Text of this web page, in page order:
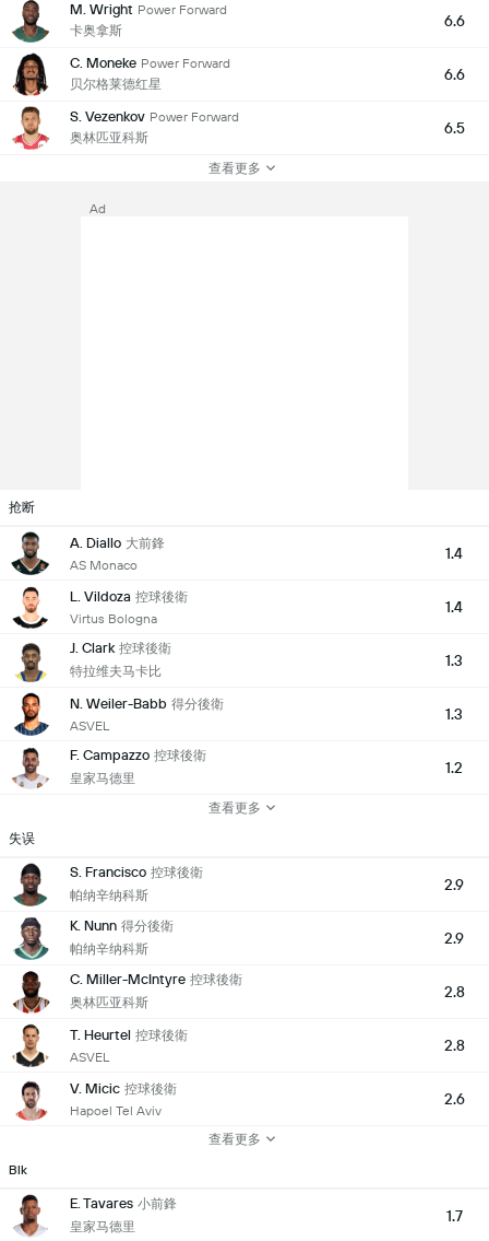
M. Wright Power Forward
卡奥拿斯
6.6
C. Moneke Power Forward
贝尔格莱德红星
6.6
S. Vezenkov Power Forward
奥林匹亚科斯
6.5
查看更多
Ad
抢断
A. Diallo 大前鋒
AS Monaco
1.4
L. Vildoza 控球後衛
Virtus Bologna
1.4
J. Clark 控球後衛
特拉维夫马卡比
1.3
N. Weiler-Babb 得分後衛
ASVEL
1.3
F. Campazzo 控球後衛
皇家马德里
1.2
查看更多
失误
S. Francisco 控球後衛
帕纳辛纳科斯
2.9
K. Nunn 得分後衛
帕纳辛纳科斯
2.9
C. Miller-McIntyre 控球後衛
奥林匹亚科斯
2.8
T. Heurtel 控球後衛
ASVEL
2.8
V. Micic 控球後衛
Hapoel Tel Aviv
2.6
查看更多
Blk
E. Tavares 小前鋒
皇家马德里
1.7